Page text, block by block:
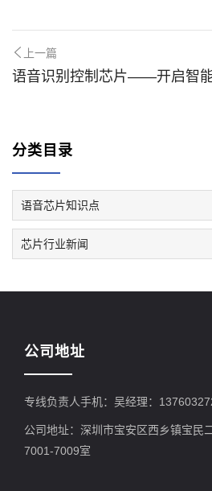
上一篇
语音识别控制芯片——开启智
分类目录
语音芯片知识点
芯片行业新闻
公司地址
专线负责人手机：吴经理：
公司地址：深圳市宝安区西乡镇宝民
7001-7009室